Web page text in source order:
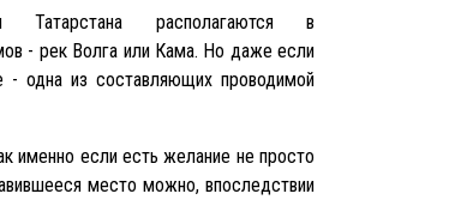
Татарстана располагаются в
- рек Волга или Кама. Но даже если
- одна из составляющих проводимой
именно если есть желание не просто
место можно, впоследствии